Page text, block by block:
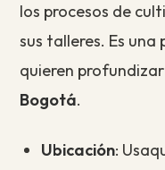
los procesos de
sus talleres. Es
quieren
Bogotá.
Ubicación: